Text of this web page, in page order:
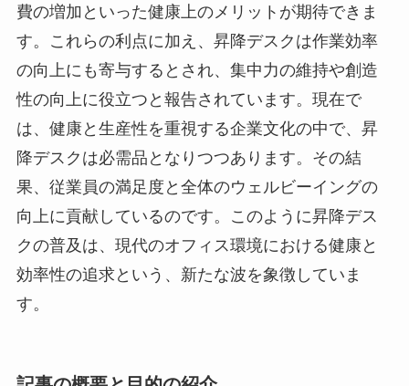
費の増加といった健康上のメリットが期待できま
す。これらの利点に加え、昇降デスクは作業効率
の向上にも寄与するとされ、集中力の維持や創造
性の向上に役立つと報告されています。現在で
は、健康と生産性を重視する企業文化の中で、昇
降デスクは必需品となりつつあります。その結
果、従業員の満足度と全体のウェルビーイングの
向上に貢献しているのです。このように昇降デス
クの普及は、現代のオフィス環境における健康と
効率性の追求という、新たな波を象徴していま
す。